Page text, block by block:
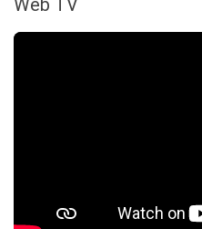
Web TV